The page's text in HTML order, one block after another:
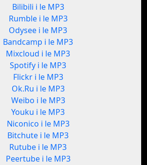
Bilibili i le MP3
Rumble i le MP3
Odysee i le MP3
Bandcamp i le MP3
Mixcloud i le MP3
Spotify i le MP3
Flickr i le MP3
Ok.Ru i le MP3
Weibo i le MP3
Youku i le MP3
Niconico i le MP3
Bitchute i le MP3
Rutube i le MP3
Peertube i le MP3